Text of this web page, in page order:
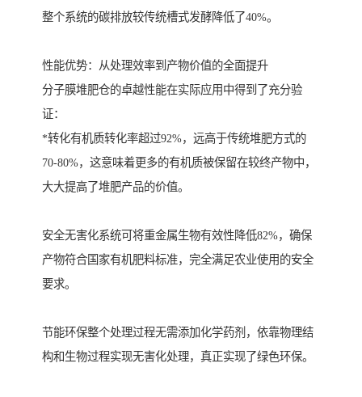
整个系统的碳排放较传统槽式发酵降低了40%。
性能优势：从处理效率到产物价值的全面提升
分子膜堆肥仓的卓越性能在实际应用中得到了充分验
证：
*转化有机质转化率超过92%，远高于传统堆肥方式的
70-80%，这意味着更多的有机质被保留在较终产物中，
大大提高了堆肥产品的价值。
安全无害化系统可将重金属生物有效性降低82%，确保
产物符合国家有机肥料标准，完全满足农业使用的安全
要求。
节能环保整个处理过程无需添加化学药剂，依靠物理结
构和生物过程实现无害化处理，真正实现了绿色环保。